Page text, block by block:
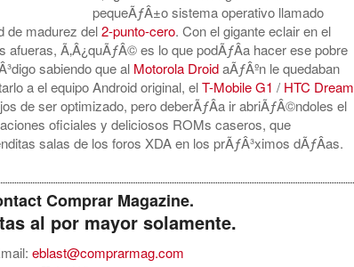
pequeÃƒÂ±o sistema operativo llamado
de madurez del2-punto-cero. Con el gigante eclair en el
afueras, Ã‚Â¿quÃƒÂ© es lo que podÃƒÂ­a hacer ese pobre
sabiendo que al Motorola DroidaÃƒÂºn le quedaban
a el equipo Android original, elT-Mobile G1 / HTC Dream
de ser optimizado, pero deberÃƒÂ­a ir abriÃƒÂ©ndoles el
oficiales y deliciosos ROMs caseros, que
salas de los foros XDA en los prÃƒÂ³ximos dÃƒÂ­as.
Comprar Magazine.
al por mayor solamente.
eblast@comprarmag.com